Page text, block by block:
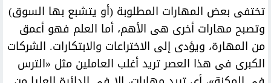
تختفى بعض المهارات المطلوبة (أو يتشبع بها السوق)
وتصبح مهارات أخرى هى الأهم، أما العلم فهو أعمق
من المهارة، ويؤدى إلى الاختراعات والابتكارات. الشركات
الكبرى فى هذا العصر تريد أغلب العاملين مثل «الترس